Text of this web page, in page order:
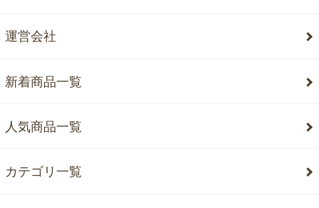
運営会社
新着商品一覧
人気商品一覧
カテゴリ一覧